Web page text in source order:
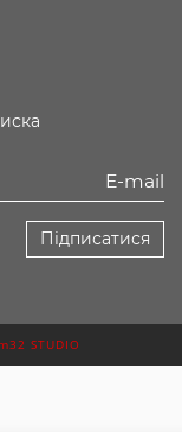
Підписатися
STUDIO